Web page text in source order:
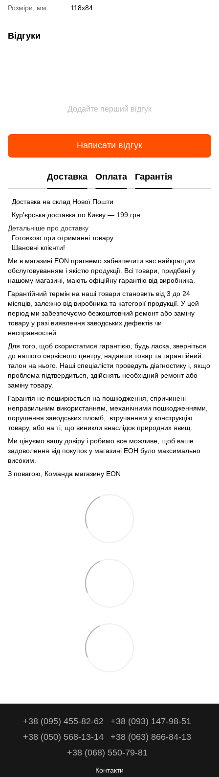
Розміри, мм
118x84
Відгуки
Додайте перший відгук
Написати відгук
Доставка Оплата Гарантія
Доставка на склад Нової Пошти
Кур'єрська доставка по Києву — 199 грн.
Детальніше про доставку
Готовкою при отриманні товару.
Шановні клієнти!
Ми в магазині EON прагнемо забезпечити вас найкращим
обслуговуванням і якістю продукції. Всі товари, придбані у
нашому магазині, мають офіційну гарантію від виробника.
Гарантійний термін на наші товари становить від 3 до 24
місяців, залежно від виробника та категорії продукції. У цей
період ми забезпечуємо безкоштовний ремонт або заміну
товару у разі виявлення заводських дефектів чи
несправностей.
Для того, щоб скористатися гарантією, будь ласка, зверніться
до нашого сервісного центру, надавши товар та гарантійний
талон на нього. Наші спеціалісти проведуть діагностику і, якщо
проблема підтвердиться, здійснять необхідний ремонт або
заміну товару.
Гарантія не поширюється на пошкодження, спричинені
неправильним використанням, механічними пошкодженнями,
порушення заводських пломб, втручанням у конструкцію
товару, або на ті, що виникли внаслідок природних явищ.
Ми цінуємо вашу довіру і робимо все можливе, щоб ваше
задоволення від покупок у магазині ЕОН було максимально
високим.
З повагою, Команда магазину EON
+38 (095) 455-82-62
+38 (093) 147-98-51
+38 (050) 568-13-14
+38 (063) 866-84-13
+38 (068) 550-79-81
Контакти